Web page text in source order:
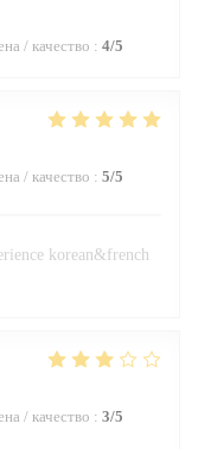
/ качество : 4/5
/ качество : 5/5
korean&french
/ качество : 3/5